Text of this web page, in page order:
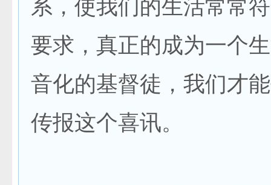
系，使我们的生活常常
要求，真正的成为一个
音化的基督徒，我们才
传报这个喜讯。